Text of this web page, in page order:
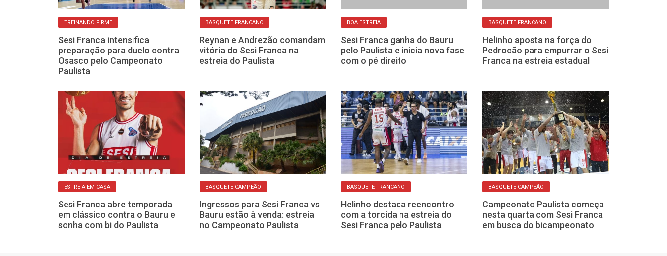
TREINANDO FIRME
Sesi Franca intensifica
preparação para duelo contra
Osasco pelo Campeonato
Paulista
BASQUETE FRANCANO
Reynan e Andrezão comandam
vitória do Sesi Franca na
estreia do Paulista
BOA ESTREIA
Sesi Franca ganha do Bauru
pelo Paulista e inicia nova fase
com o pé direito
BASQUETE FRANCANO
Helinho aposta na força do
Pedrocão para empurrar o Sesi
Franca na estreia estadual
ESTREIA EM CASA
Sesi Franca abre temporada
em clássico contra o Bauru e
sonha com bi do Paulista
BASQUETE CAMPEÃO
Ingressos para Sesi Franca vs
Bauru estão à venda: estreia
no Campeonato Paulista
BASQUETE FRANCANO
Helinho destaca reencontro
com a torcida na estreia do
Sesi Franca pelo Paulista
BASQUETE CAMPEÃO
Campeonato Paulista começa
nesta quarta com Sesi Franca
em busca do bicampeonato